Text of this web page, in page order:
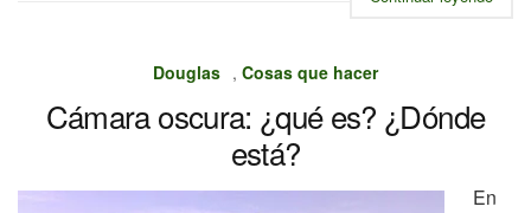
Douglas , Cosas que hacer
Cámara oscura: ¿qué es? ¿Dónde
está?
En